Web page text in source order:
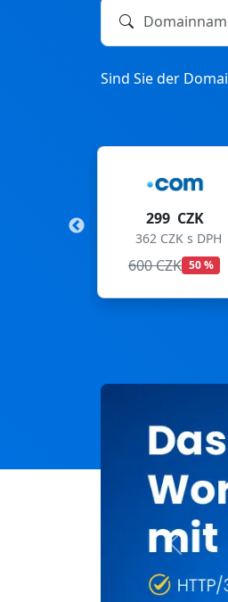
Domainname
Sind Sie der
99 CZK
120 CZK s DPH
169 CZK 41 %